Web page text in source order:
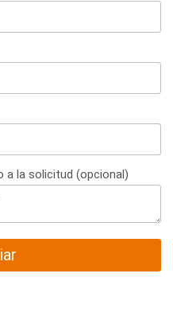
a la solicitud (opcional)